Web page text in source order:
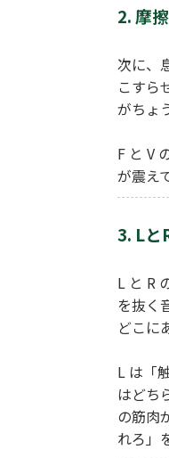
2. 摩
次に、
こすら
がちょ
F と V
が震え
3. Lと
L と R
を抜く
どこに
L は「
はどち
の筋肉
れろ」